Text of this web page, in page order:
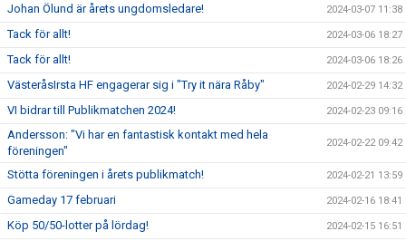
Johan Ölund är årets ungdomsledare! 2024-03-07 11:38
Tack för allt! 2024-03-06 18:27
Tack för allt! 2024-03-06 18:26
VästeråsIrsta HF engagerar sig i "Try it nära Råby" 2024-02-29 14:32
VI bidrar till Publikmatchen 2024! 2024-02-23 09:16
Andersson: "Vi har en fantastisk kontakt med hela
föreningen"
2024-02-22 09:42
Stötta föreningen i årets publikmatch! 2024-02-21 13:59
Gameday 17 februari 2024-02-16 18:41
Köp 50/50-lotter på lördag! 2024-02-15 16:51